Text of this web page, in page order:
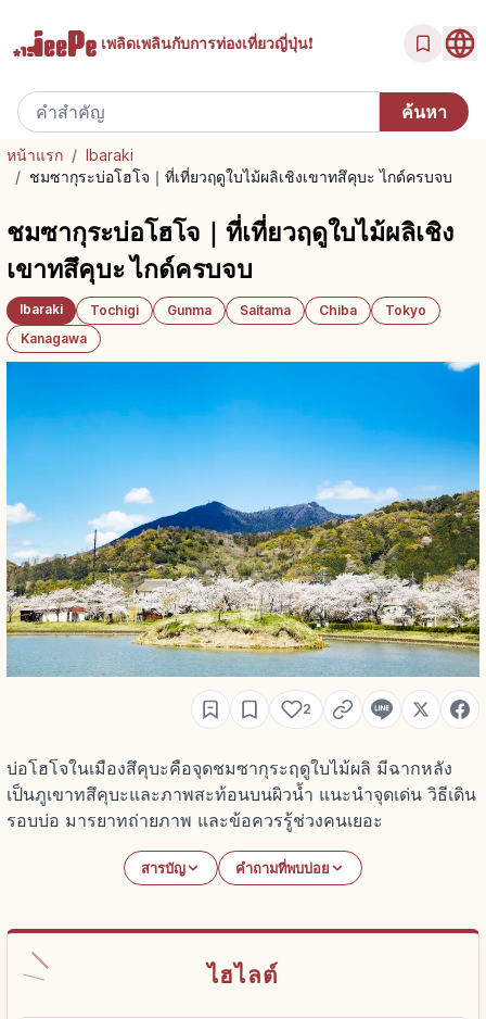
เพลิดเพลินกับการท่องเที่ยวญี่ปุ่น!
หน้าแรก / Ibaraki
/ ชมซากุระบ่อโฮโจ｜ที่เที่ยวฤดูใบไม้ผลิเชิงเขาทสึคุบะ ไกด์ครบจบ
ชมซากุระบ่อโฮโจ｜ที่เที่ยวฤดูใบไม้ผลิเชิง
เขาทสึคุบะ ไกด์ครบจบ
Ibaraki Tochigi Gunma Saitama Chiba
Tokyo
Kanagawa
2
บ่อโฮโจในเมืองสึคุบะคือจุดชมซากุระฤดูใบไม้ผลิ มีฉากหลัง
เป็นภูเขาทสึคุบะและภาพสะท้อนบนผิวน้ำ แนะนำจุดเด่น วิธีเดิน
รอบบ่อ มารยาทถ่ายภาพ และข้อควรรู้ช่วงคนเยอะ
สารบัญ คำถามที่พบบ่อย
ไฮไลต์